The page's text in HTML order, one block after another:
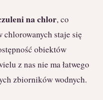
na chlor, co
chlorowanych staje się
obiektów
z nas nie ma łatwego
zbiorników wodnych.